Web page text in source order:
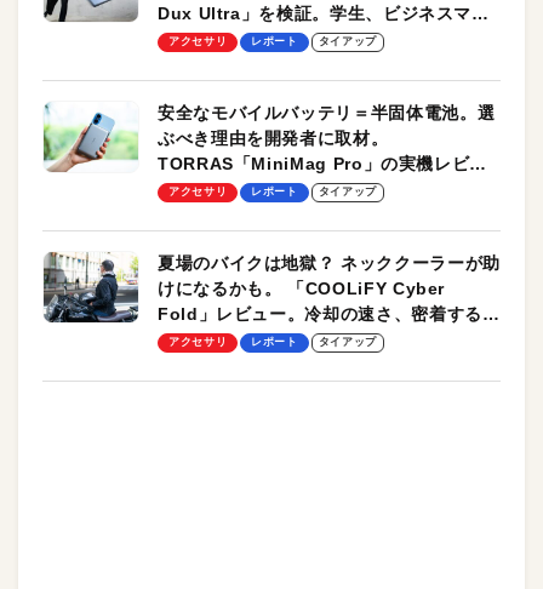
Dux Ultra」を検証。学生、ビジネスマン
のモバイルユースに最適！
アクセサリ レポート タイアップ
安全なモバイルバッテリ＝半固体電池。選
ぶべき理由を開発者に取材。
TORRAS「MiniMag Pro」の実機レビュ
ーも
アクセサリ レポート タイアップ
夏場のバイクは地獄？ ネッククーラーが助
けになるかも。 「COOLiFY Cyber
Fold」レビュー。冷却の速さ、密着する冷
却プレート、シンプルな操作性がグッド！
アクセサリ レポート タイアップ